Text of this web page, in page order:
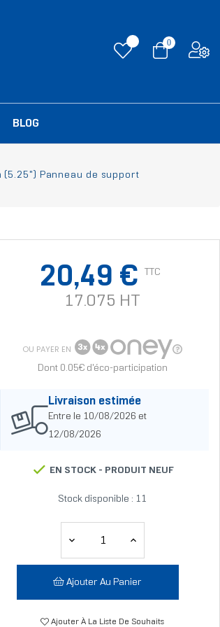
0
BLOG
(5.25") Panneau de support
20,49 € TTC
17.075 HT
OU PAYER EN
Dont 0.05€ d'éco-participation
Livraison estimée
Entre le 10/08/2026 et
12/08/2026
EN STOCK - PRODUIT NEUF
Stock disponible : 11
Ajouter Au Panier
Ajouter À La Liste De Souhaits